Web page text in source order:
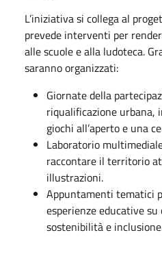
L’iniziativa si collega al
prevede interventi per
alle scuole e alla ludoteca.
saranno organizzati:
Giornate della
riqualificazione urbana,
giochi all’aperto e una
Laboratorio
raccontare il territorio
illustrazioni.
Appuntamenti tematici
esperienze educative
sostenibilità e